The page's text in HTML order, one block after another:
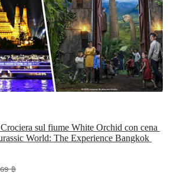
sul fiume White Orchid con cena
World: The Experience Bangkok
฿